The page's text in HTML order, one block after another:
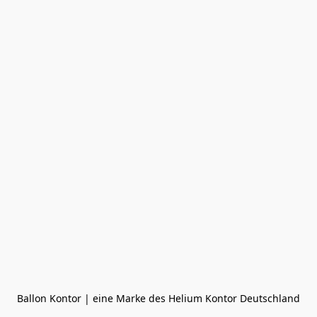
Ballon Kontor | eine Marke des Helium Kontor Deutschland